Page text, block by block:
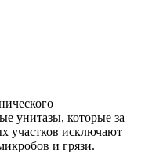
унитазы, которые за
участков исключают
и грязи.